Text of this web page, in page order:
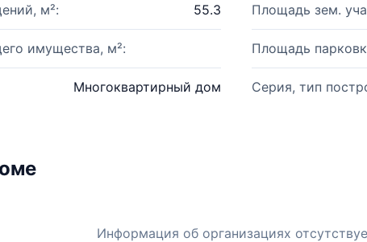
м²: 55.3 Площадь зем.
имущества, м²: Площадь
Многоквартирный дом Серия, тип
Информация об организациях